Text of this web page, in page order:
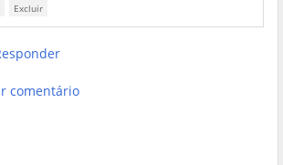
Excluir
comentário